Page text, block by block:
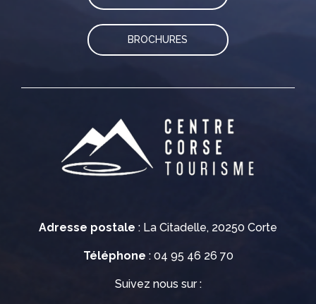
Adresse postale : La Citadelle, 20250 Corte
Téléphone : 04 95 46 26 70
Suivez nous sur :
BROCHURES